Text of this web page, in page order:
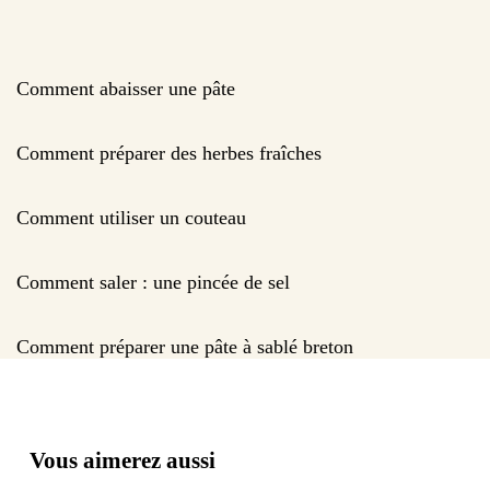
Comment abaisser une pâte
Comment préparer des herbes fraîches
Comment utiliser un couteau
Comment saler : une pincée de sel
Comment préparer une pâte à sablé breton
Vous aimerez aussi